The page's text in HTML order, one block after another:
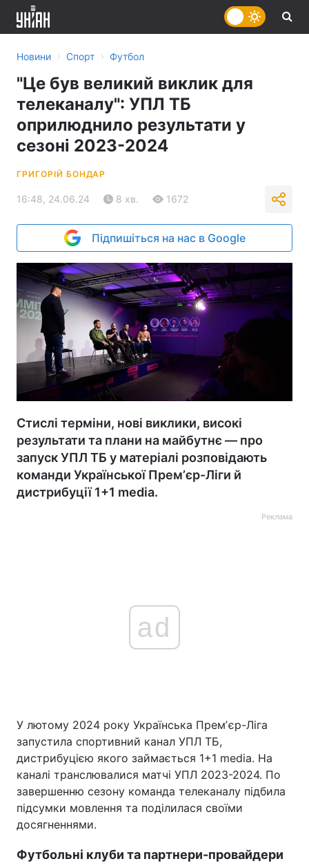
Економіка Світ
Спорт Наука
Техно і зв'язок Лайт
Зброя
Здоров'я Туризм
Новини › Спорт › Футбол
"Це був великий виклик для
телеканалу": УПЛ ТБ
оприлюднило результати у
сезоні 2023-2024
ГРИГОРІЙ БОНДАР
16:48, 24.06.24 8 хв. 1672
Підпишіться на нас в Google
Стислі терміни, нові виклики, високі
результати та плани на майбутнє — про
запуск УПЛ ТБ у матеріалі розповідають
команди Української Премʼєр-Ліги й
дистрибуції 1+1 media.
Реклама
ad
У лютому 2024 року Українська Премʼєр-Ліга
запустила спортивний канал УПЛ ТБ,
дистрибуцією якого займається 1+1 media. На
каналі транслювалися матчі УПЛ 2023-2024. По
завершенню сезону команда телеканалу підбила
підсумки мовлення та поділилася своїми
досягненнями.
Футбольні клуби та партнери-провайдери